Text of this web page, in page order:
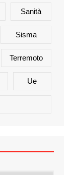
Sanità
Sisma
Terremoto
Ue